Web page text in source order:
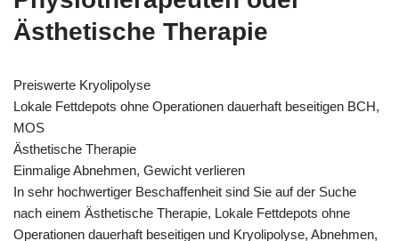
Ästhetische Therapie
Preiswerte Kryolipolyse
Lokale Fettdepots ohne Operationen dauerhaft beseitigen BCH,
MOS
Ästhetische Therapie
Einmalige Abnehmen, Gewicht verlieren
In sehr hochwertiger Beschaffenheit sind Sie auf der Suche
nach einem Ästhetische Therapie, Lokale Fettdepots ohne
Operationen dauerhaft beseitigen und Kryolipolyse, Abnehmen,